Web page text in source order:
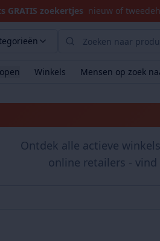
GRATIS zoekertjes nieuw of
Winkels Mensen op zoek
Ontdek alle actieve
online retailers -